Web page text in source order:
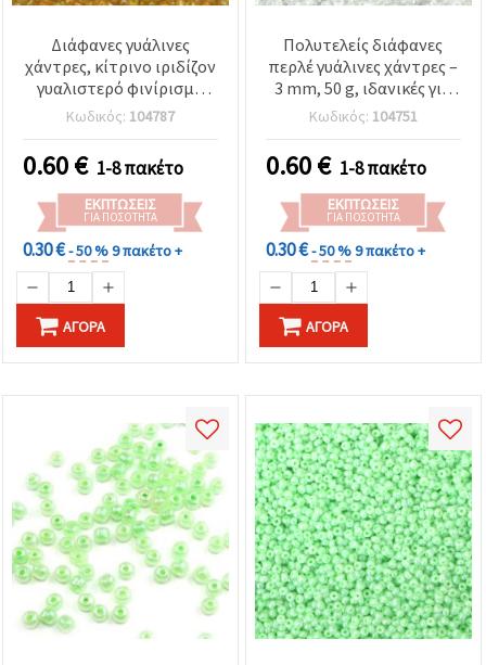
Διάφανες γυάλινες
χάντρες, κίτρινο ιριδίζον
γυαλιστερό φινίρισμα
(Rainbow), 4 mm, 50 g
Κωδικός: 104787
0.60€ 1-8 πακέτο
ΕΚΠΤΏΣΕΙΣ
ΓΙΑ ΠΟΣΌΤΗΤΑ
0.30 €- 50 %9 πακέτο +
ΑΓΟΡΆ
Πολυτελείς διάφανες
περλέ γυάλινες χάντρες –
3 mm, 50 g, ιδανικές για
premium κοσμήματα,
σκουλαρίκια & κομψά
αξεσουάρ χειροτεχνίας
Κωδικός: 104751
0.60€ 1-8 πακέτο
ΕΚΠΤΏΣΕΙΣ
ΓΙΑ ΠΟΣΌΤΗΤΑ
0.30 €- 50 %9 πακέτο +
ΑΓΟΡΆ